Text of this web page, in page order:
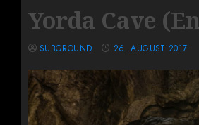
Yorda Cave
SUBGROUND 26. AUGUST 2017